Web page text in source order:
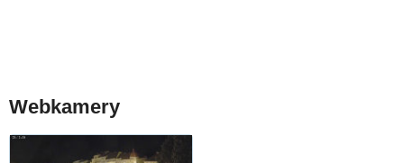
Webkamery